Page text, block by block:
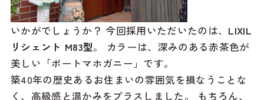
いかがでしょうか？ 今回採用いただいたのは、 LIXIL
リシェント M83型。 カラーは、深みのある赤茶色が
美しい「ポートマホガニー」です。
築40年の歴史あるお住まいの雰囲気を損なうことな
く、高級感と温かみをプラスしました。 もちろん、